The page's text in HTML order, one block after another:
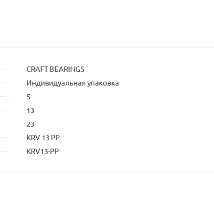
CRAFT BEARINGS
Индивидуальная упаковка
5
13
23
KRV 13 PP
KRV13-PP